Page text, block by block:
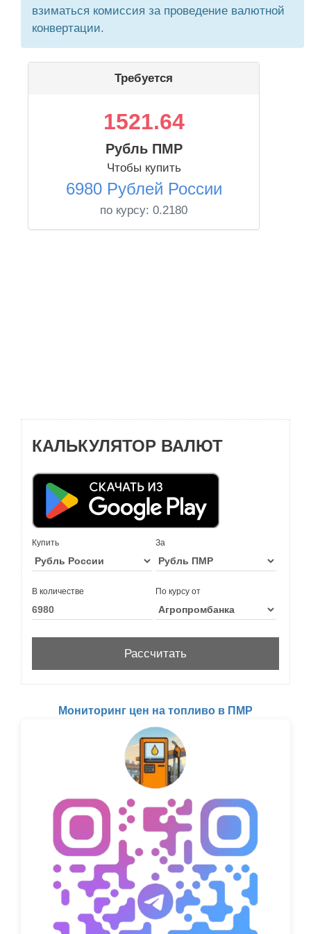
взиматься комиссия за проведение валютной
конвертации.
Требуется
1521.64
Рубль ПМР
Чтобы купить
6980 Рублей России
по курсу: 0.2180
КАЛЬКУЛЯТОР ВАЛЮТ
Купить За
В количестве По курсу от
Мониторинг цен на топливо в ПМР